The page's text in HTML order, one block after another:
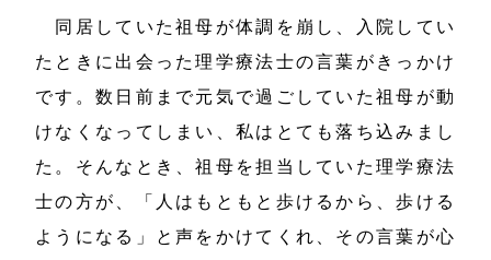
同居していた祖母が体調を崩し、入院してい
たときに出会った理学療法士の言葉がきっかけ
です。数日前まで元気で過ごしていた祖母が動
けなくなってしまい、私はとても落ち込みまし
た。そんなとき、祖母を担当していた理学療法
士の方が、「人はもともと歩けるから、歩ける
ようになる」と声をかけてくれ、その言葉が心